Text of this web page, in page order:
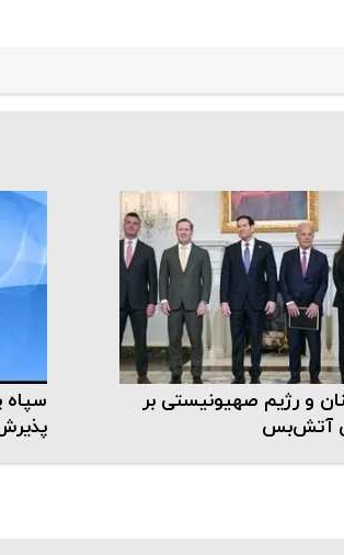
و رژیم صهیونیستی بر
آتش‌بس
سپاه